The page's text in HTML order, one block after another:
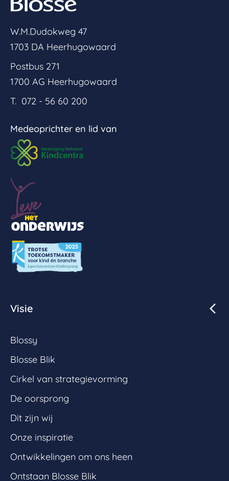
W.M.Dudokweg 47
1703 DA Heerhugowaard
Postbus 271
1700 AG Heerhugowaard
T. 072 - 56 60 200
Medeoprichter en lid van
Visie
Blossy
Blosse Blik
Cirkel van strategievorming
De oorsprong
Dit zijn wij
Onze inspiratie
Ontwikkelingen om ons heen
Ontstaan Blosse Blik